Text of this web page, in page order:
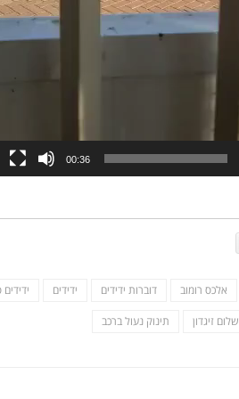
00:36
אלכס רומוב דוברות ידידים ידידים
שלום זיגדון תינוק נעול ברכב